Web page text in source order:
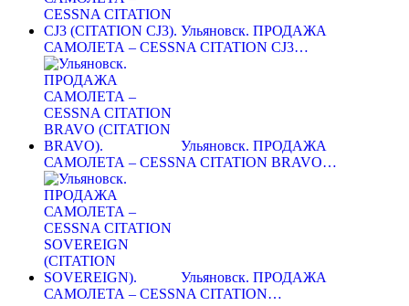
Ульяновск. ПРОДАЖА
САМОЛЕТА – CESSNA CITATION CJ3…
Ульяновск. ПРОДАЖА
САМОЛЕТА – CESSNA CITATION BRAVO…
Ульяновск. ПРОДАЖА
САМОЛЕТА – CESSNA CITATION…